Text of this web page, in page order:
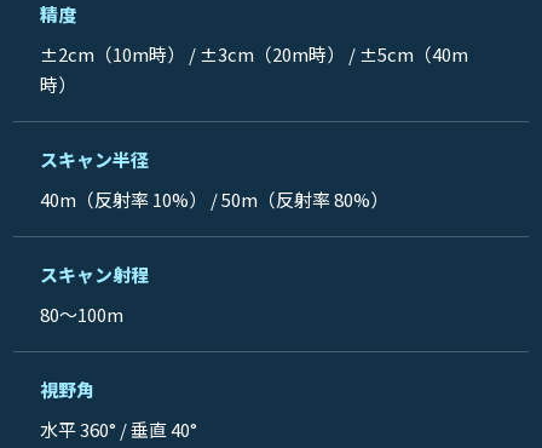
精度
±2cm（10m時） / ±3cm（20m時） / ±5cm（40m
時）
スキャン半径
40m（反射率 10%） / 50m（反射率 80%）
スキャン射程
80～100m
視野角
水平 360° / 垂直 40°